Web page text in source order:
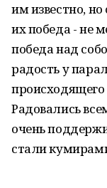
им известно,
их победа - не
победа над
радость у
Радовались
очень
стали